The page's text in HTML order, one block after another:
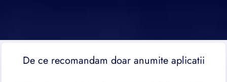
De ce recomandam doar anumite aplicatii